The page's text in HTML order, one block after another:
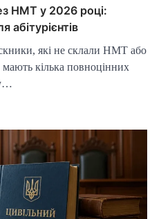
НМТ у 2026 році:
абітурієнтів
які не склали НМТ або
кілька повноцінних